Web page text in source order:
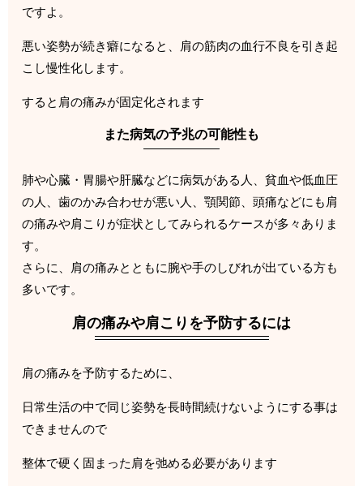
ですよ。
悪い姿勢が続き癖になると、肩の筋肉の血行不良を引き起
こし慢性化します。
すると肩の痛みが固定化されます
また病気の予兆の可能性も
肺や心臓・胃腸や肝臓などに病気がある人、貧血や低血圧
の人、歯のかみ合わせが悪い人、顎関節、頭痛などにも肩
の痛みや肩こりが症状としてみられるケースが多々ありま
す。
さらに、肩の痛みとともに腕や手のしびれが出ている方も
多いです。
肩の痛みや肩こりを予防するには
肩の痛みを予防するために、
日常生活の中で同じ姿勢を長時間続けないようにする事は
できませんので
整体で硬く固まった肩を弛める必要があります